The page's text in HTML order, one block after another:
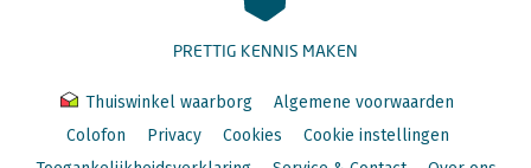
PRETTIG KENNIS MAKEN
Thuiswinkel waarborg
Algemene voorwaarden
Colofon
Privacy Cookies
Cookie instellingen